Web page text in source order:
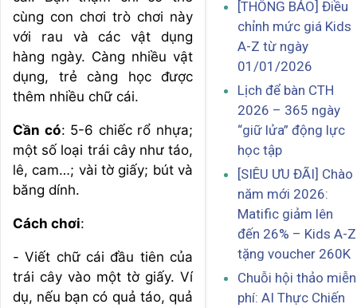
cùng con chơi trò chơi này
với rau và các vật dụng
hàng ngày. Càng nhiều vật
dụng, trẻ càng học được
thêm nhiều chữ cái.
Cần có: 5-6 chiếc rổ nhựa;
một số loại trái cây như táo,
lê, cam…; vài tờ giấy; bút và
băng dính.
Cách chơi:
- Viết chữ cái đầu tiên của
trái cây vào một tờ giấy. Ví
dụ, nếu bạn có quả táo, quả
[THÔNG BÁO] Điều
chỉnh mức giá Kids
A-Z từ ngày
01/01/2026
Lịch để bàn CTH
2026 – 365 ngày
“giữ lửa” động lực
học tập
[SIÊU ƯU ĐÃI] Chào
năm mới 2026:
Matific giảm lên
đến 26% – Kids A-Z
tặng voucher 260K
Chuỗi hội thảo miễn
phí: AI Thực Chiến